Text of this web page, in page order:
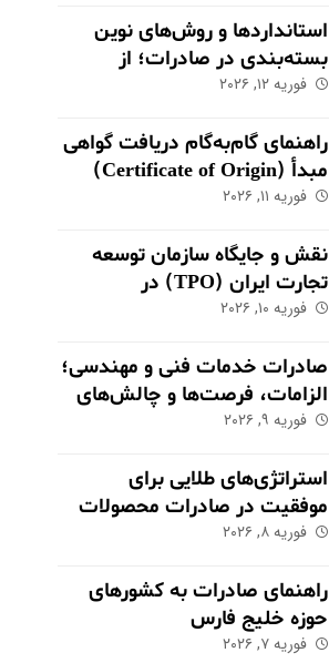
استانداردها و روش‌های نوین
بسته‌بندی در صادرات؛ از
حفاظت تا بازاریابی
فوریه ۱۲, ۲۰۲۶
راهنمای گام‌به‌گام دریافت گواهی
مبدأ (Certificate of Origin)
برای کالاهای صادراتی
فوریه ۱۱, ۲۰۲۶
نقش و جایگاه سازمان توسعه
تجارت ایران (TPO) در
اکوسیستم صادراتی
فوریه ۱۰, ۲۰۲۶
صادرات خدمات فنی و مهندسی؛
الزامات، فرصت‌ها و چالش‌های
کلیدی
فوریه ۹, ۲۰۲۶
استراتژی‌های طلایی برای
موفقیت در صادرات محصولات
کشاورزی و مواد غذایی
فوریه ۸, ۲۰۲۶
راهنمای صادرات به کشورهای
حوزه خلیج فارس
فوریه ۷, ۲۰۲۶